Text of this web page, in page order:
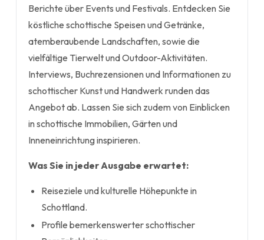
Berichte über Events und Festivals. Entdecken Sie
köstliche schottische Speisen und Getränke,
atemberaubende Landschaften, sowie die
vielfältige Tierwelt und Outdoor-Aktivitäten.
Interviews, Buchrezensionen und Informationen zu
schottischer Kunst und Handwerk runden das
Angebot ab. Lassen Sie sich zudem von Einblicken
in schottische Immobilien, Gärten und
Inneneinrichtung inspirieren.
Was Sie in jeder Ausgabe erwartet:
Reiseziele und kulturelle Höhepunkte in
Schottland.
Profile bemerkenswerter schottischer